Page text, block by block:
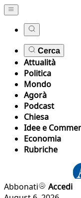
Cerca
Attualità
Politica
Mondo
Agorà
Podcast
Chiesa
Idee e
Economia
Rubriche
Abbonati
Accedi